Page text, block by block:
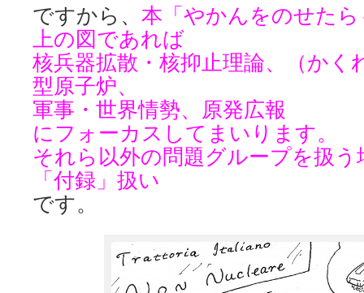
ですから、 本「やかんをのせた
上の図であれば
核兵器拡散・核抑止理論、（かく
型原子炉、
軍事・世界情勢、原発広報
にフォーカスしてまいります。
それら以外の問題グループを扱
「付録」扱い
です。